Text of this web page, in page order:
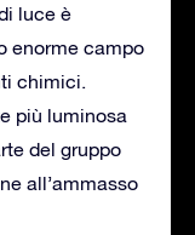
luce è
enorme campo
chimici.
più luminosa
del gruppo
all’ammasso